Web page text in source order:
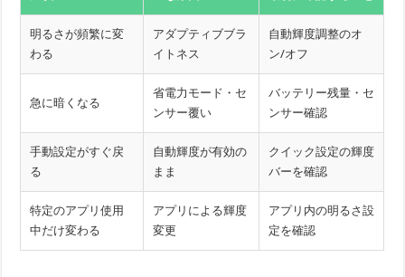
明るさが頻繁に変
わる
アダプティブブラ
イトネス
自動輝度調整のオ
ン/オフ
急に暗くなる
省電力モード・セ
ンサー覆い
バッテリー残量・セ
ンサー確認
手動設定がすぐ戻
る
自動輝度が有効の
まま
クイック設定の輝度
バーを確認
特定のアプリ使用
中だけ変わる
アプリによる輝度
変更
アプリ内の明るさ設
定を確認